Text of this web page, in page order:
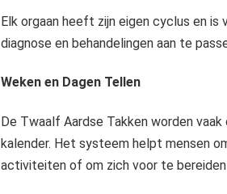
Elk orgaan heeft zijn eigen cyclus en
diagnose en behandelingen aan te
Weken en Dagen Tellen
De Twaalf Aardse Takken worden
kalender. Het systeem helpt mensen
activiteiten of om zich voor te bereiden